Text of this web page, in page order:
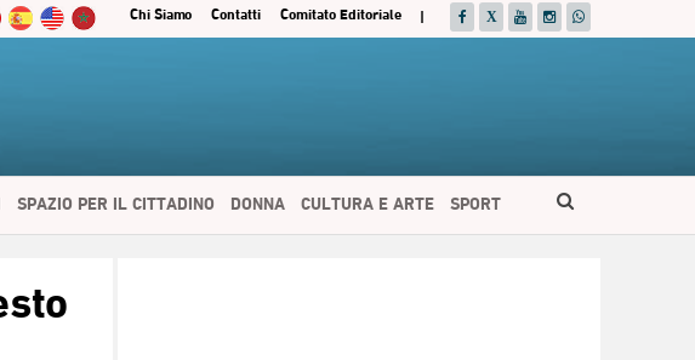
|
Comitato Editoriale
Contatti
Chi Siamo
SPAZIO PER IL CITTADINO DONNA CULTURA E ARTE SPORT